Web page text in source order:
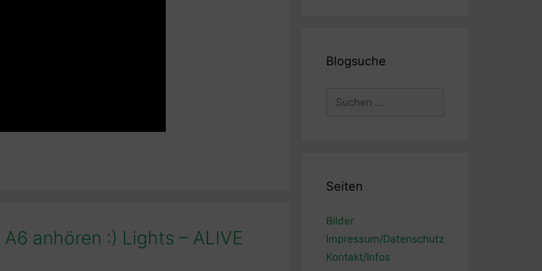
anhören :) Lights – ALIVE
Blogsuche
Seiten
Bilder
Impressum/Datenschutz
Kontakt/Infos